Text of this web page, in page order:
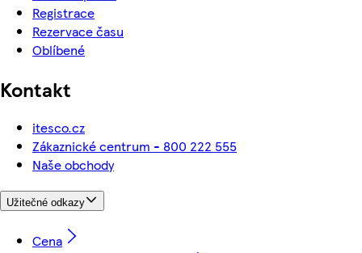
Registrace
Rezervace času
Oblíbené
Kontakt
itesco.cz
Zákaznické centrum - 800 222 555
Naše obchody
Užitečné odkazy
Cena